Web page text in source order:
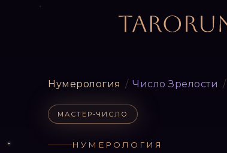
Нумерология / Число Зрелости /
МАСТЕР-ЧИСЛО
НУМЕРОЛОГИЯ